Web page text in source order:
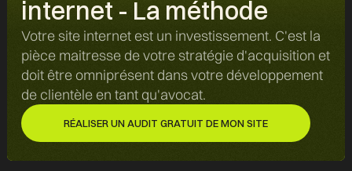
internet - La méthode
Votre site internet est un investissement. C'est la
pièce maitresse de votre stratégie d'acquisition et
doit être omniprésent dans votre développement
de clientèle en tant qu'avocat.
RÉALISER UN AUDIT GRATUIT DE MON SITE